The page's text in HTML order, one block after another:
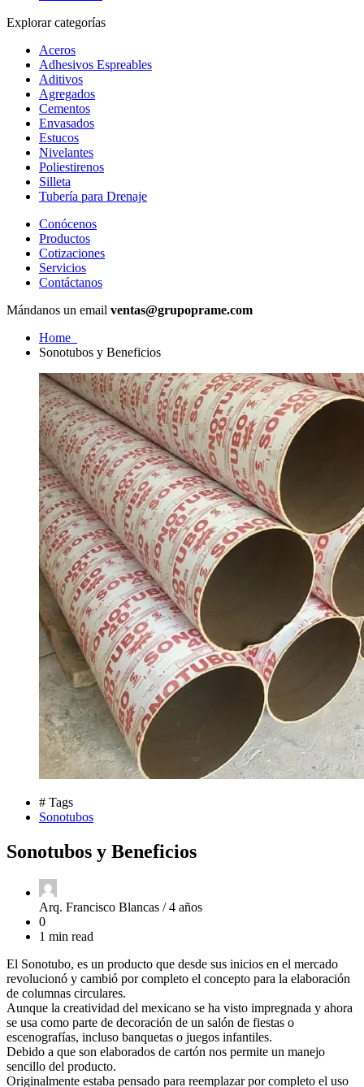
Explorar categorías
Aceros
Adhesivos Espreables
Aditivos
Agregados
Cementos
Envasados
Estucos
Nivelantes
Poliestirenos
Silleta
Tubería para Drenaje
Conócenos
Productos
Cotizaciones
Servicios
Contáctanos
Mándanos un email ventas@grupoprame.com
Home
Sonotubos y Beneficios
# Tags
Sonotubos
Sonotubos y Beneficios
Arq. Francisco Blancas /4 años
0
1 min read
El Sonotubo, es un producto que desde sus inicios en el mercado
revolucionó y cambió por completo el concepto para la elaboración
de columnas circulares.
Aunque la creatividad del mexicano se ha visto impregnada y ahora
se usa como parte de decoración de un salón de fiestas o
escenografías, incluso banquetas o juegos infantiles.
Debido a que son elaborados de cartón nos permite un manejo
sencillo del producto.
Originalmente estaba pensado para reemplazar por completo el uso